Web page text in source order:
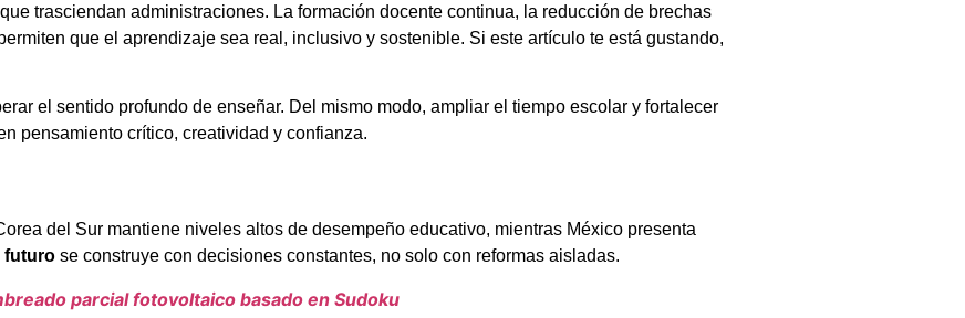
trasciendan administraciones. La formación docente continua, la reducción de brechas
que el aprendizaje sea real, inclusivo y sostenible. Si este artículo te está gustando,
el sentido profundo de enseñar. Del mismo modo, ampliar el tiempo escolar y fortalecer
pensamiento crítico, creatividad y confianza.
del Sur mantiene niveles altos de desempeño educativo, mientras México presenta
futuro se construye con decisiones constantes, no solo con reformas aisladas.
parcial fotovoltaico basado en Sudoku